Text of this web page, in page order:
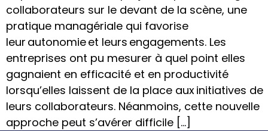
collaborateurs sur le devant de la scène, une
pratique managériale qui favorise
leur autonomie et leurs engagements. Les
entreprises ont pu mesurer à quel point elles
gagnaient en efficacité et en productivité
lorsqu’elles laissent de la place aux initiatives de
leurs collaborateurs. Néanmoins, cette nouvelle
approche peut s’avérer difficile […]